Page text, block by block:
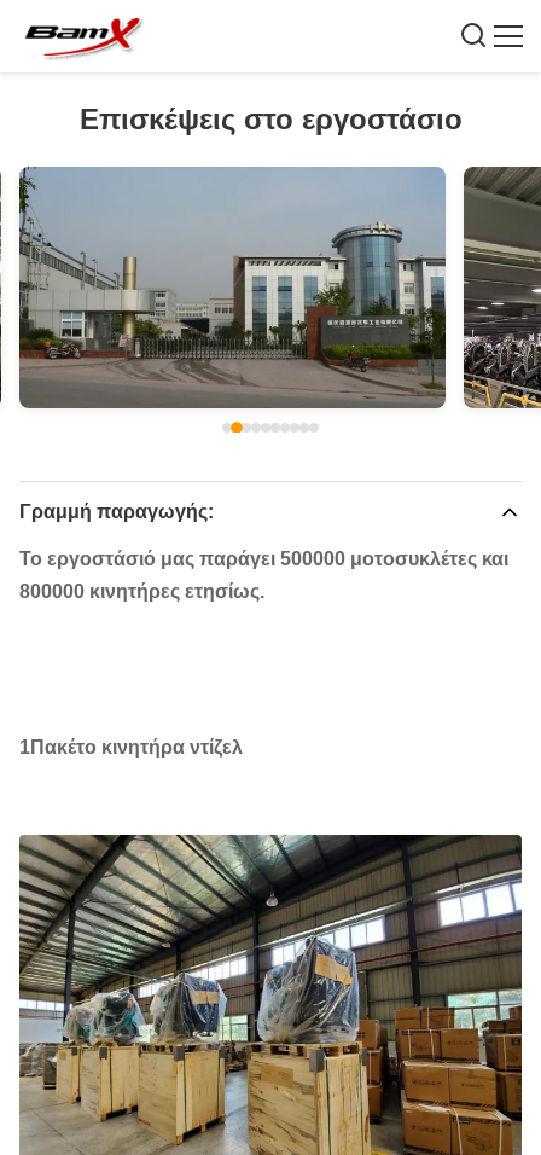
Επισκέψεις στο εργοστάσιο
Γραμμή παραγωγής:
Το εργοστάσιό μας παράγει 500000 μοτοσυκλέτες και
800000 κινητήρες ετησίως.
1Πακέτο κινητήρα ντίζελ